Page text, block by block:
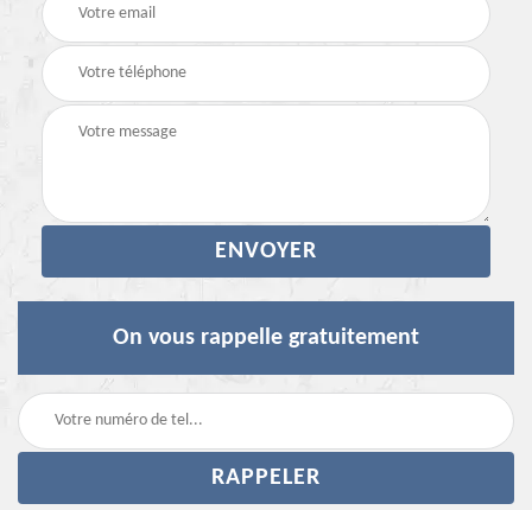
On vous rappelle gratuitement